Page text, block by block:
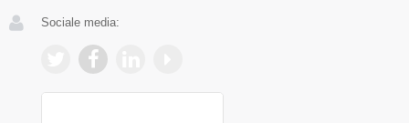
Sociale media: